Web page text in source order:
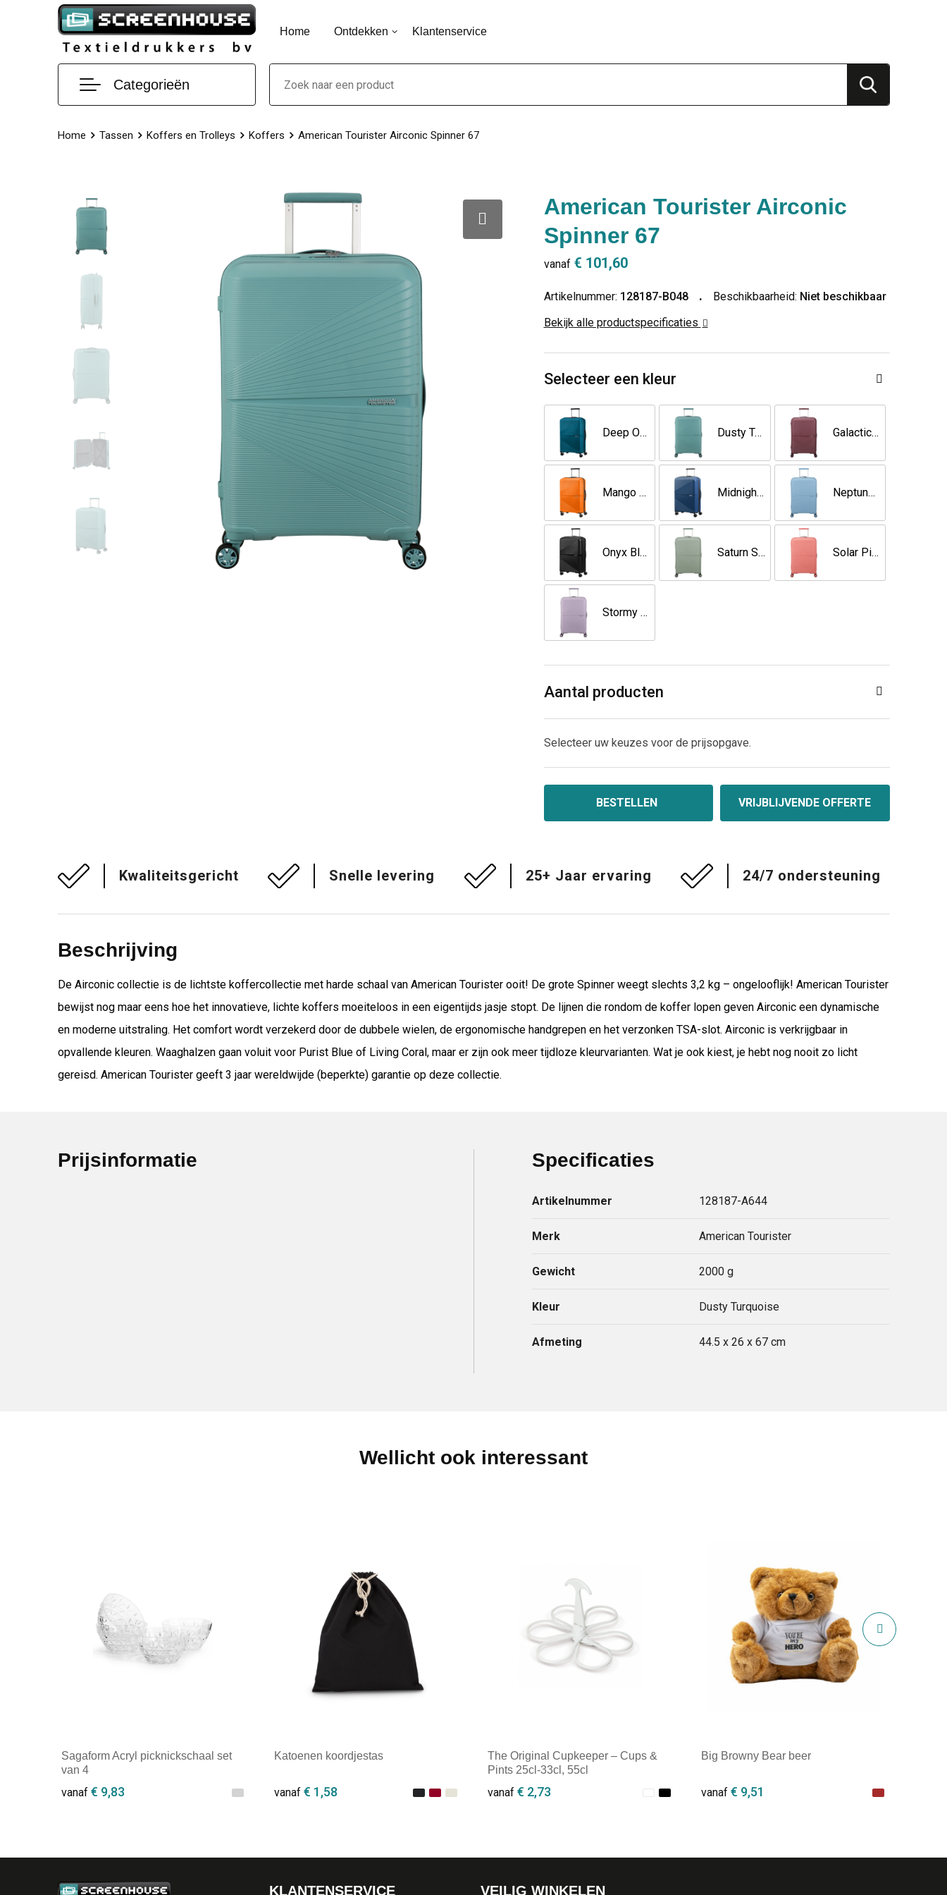
Home Ontdekken Klantenservice
Categorieën
Home Tassen Koffers en Trolleys Koffers American Tourister Airconic Spinner 67
American Tourister Airconic
Spinner 67
vanaf € 101,60
Artikelnummer: 128187-B048 Beschikbaarheid: Niet beschikbaar
Bekijk alle productspecificaties
Selecteer een kleur
Deep Ocean Dusty Turquoise Galactic Mauve
Mango Orange Midnight Navy Neptune Blue
Onyx Black Saturn Sage Solar Pink
Stormy Lilac
Aantal producten
Selecteer uw keuzes voor de prijsopgave.
BESTELLEN VRIJBLIJVENDE OFFERTE
Kwaliteitsgericht Snelle levering 25+ Jaar ervaring 24/7 ondersteuning
Beschrijving
De Airconic collectie is de lichtste koffercollectie met harde schaal van American Tourister ooit! De grote Spinner weegt slechts 3,2 kg – ongelooflijk! American Tourister
bewijst nog maar eens hoe het innovatieve, lichte koffers moeiteloos in een eigentijds jasje stopt. De lijnen die rondom de koffer lopen geven Airconic een dynamische
en moderne uitstraling. Het comfort wordt verzekerd door de dubbele wielen, de ergonomische handgrepen en het verzonken TSA-slot. Airconic is verkrijgbaar in
opvallende kleuren. Waaghalzen gaan voluit voor Purist Blue of Living Coral, maar er zijn ook meer tijdloze kleurvarianten. Wat je ook kiest, je hebt nog nooit zo licht
gereisd. American Tourister geeft 3 jaar wereldwijde (beperkte) garantie op deze collectie.
Prijsinformatie Specificaties
Artikelnummer 128187-A644
Merk American Tourister
Gewicht 2000 g
Kleur Dusty Turquoise
Afmeting 44.5 x 26 x 67 cm
Wellicht ook interessant
Sagaform Acryl picknickschaal set
van 4
vanaf € 9,83
Katoenen koordjestas
vanaf€ 1,58
The Original Cupkeeper – Cups &
Pints 25cl-33cl, 55cl
vanaf € 2,73
Big Browny Bear beer
vanaf € 9,51
KLANTENSERVICE VEILIG WINKELEN